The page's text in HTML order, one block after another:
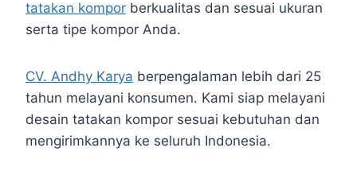
tatakan kompor berkualitas dan sesuai ukuran
serta tipe kompor Anda.
CV. Andhy Karya berpengalaman lebih dari 25
tahun melayani konsumen. Kami siap melayani
desain tatakan kompor sesuai kebutuhan dan
mengirimkannya ke seluruh Indonesia.